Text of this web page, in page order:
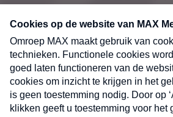
CONTACT
Volg ons op